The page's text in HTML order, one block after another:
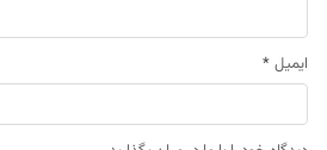
ایمیل *